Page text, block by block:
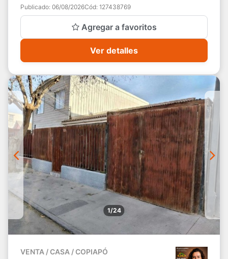
Publicado: 06/08/2026Cód: 127438769
Agregar a favoritos
Ver detalles
1/24
VENTA / CASA / COPIAPÓ